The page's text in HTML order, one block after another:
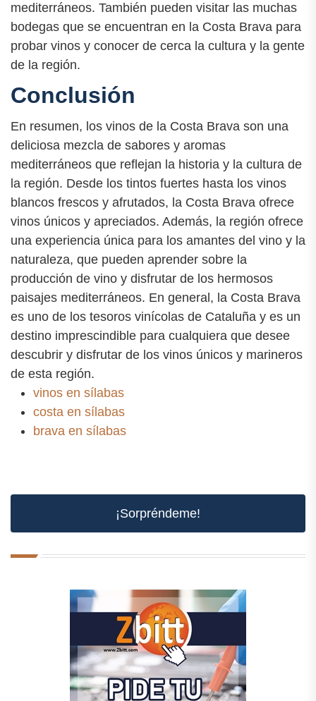
mediterráneos. También pueden visitar las muchas
bodegas que se encuentran en la Costa Brava para
probar vinos y conocer de cerca la cultura y la gente
de la región.
Conclusión
En resumen, los vinos de la Costa Brava son una
deliciosa mezcla de sabores y aromas
mediterráneos que reflejan la historia y la cultura de
la región. Desde los tintos fuertes hasta los vinos
blancos frescos y afrutados, la Costa Brava ofrece
vinos únicos y apreciados. Además, la región ofrece
una experiencia única para los amantes del vino y la
naturaleza, que pueden aprender sobre la
producción de vino y disfrutar de los hermosos
paisajes mediterráneos. En general, la Costa Brava
es uno de los tesoros vinícolas de Cataluña y es un
destino imprescindible para cualquiera que desee
descubrir y disfrutar de los vinos únicos y marineros
de esta región.
vinos en sílabas
costa en sílabas
brava en sílabas
¡Sorpréndeme!